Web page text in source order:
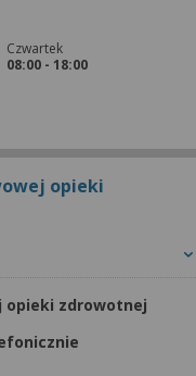
Czwartek
08:00 - 18:00
opieki
opieki zdrowotnej